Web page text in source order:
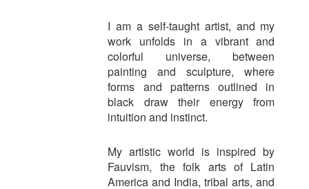
I am a self-taught artist, and my
work unfolds in a vibrant and
colorful universe, between
painting and sculpture, where
forms and patterns outlined in
black draw their energy from
intuition and instinct.
My artistic world is inspired by
Fauvism, the folk arts of Latin
America and India, tribal arts, and